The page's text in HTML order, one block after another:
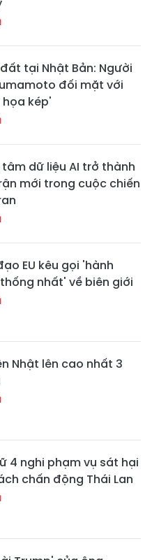
tại Nhật Bản: Người
đối mặt với
kép'
tâm dữ liệu AI trở thành
mới trong cuộc chiến
EU kêu gọi 'hành
nhất' về biên giới
Nhật lên cao nhất 3
4 nghi phạm vụ sát hại
chấn động Thái Lan